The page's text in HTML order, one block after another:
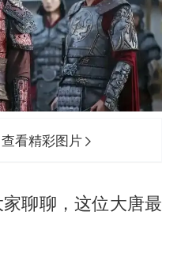
看精彩图片
聊聊，这位大唐最